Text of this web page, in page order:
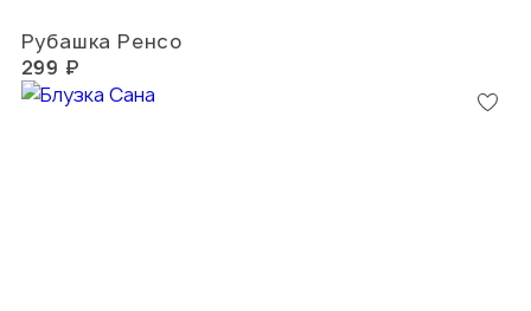
Рубашка Ренсо
299 ₽